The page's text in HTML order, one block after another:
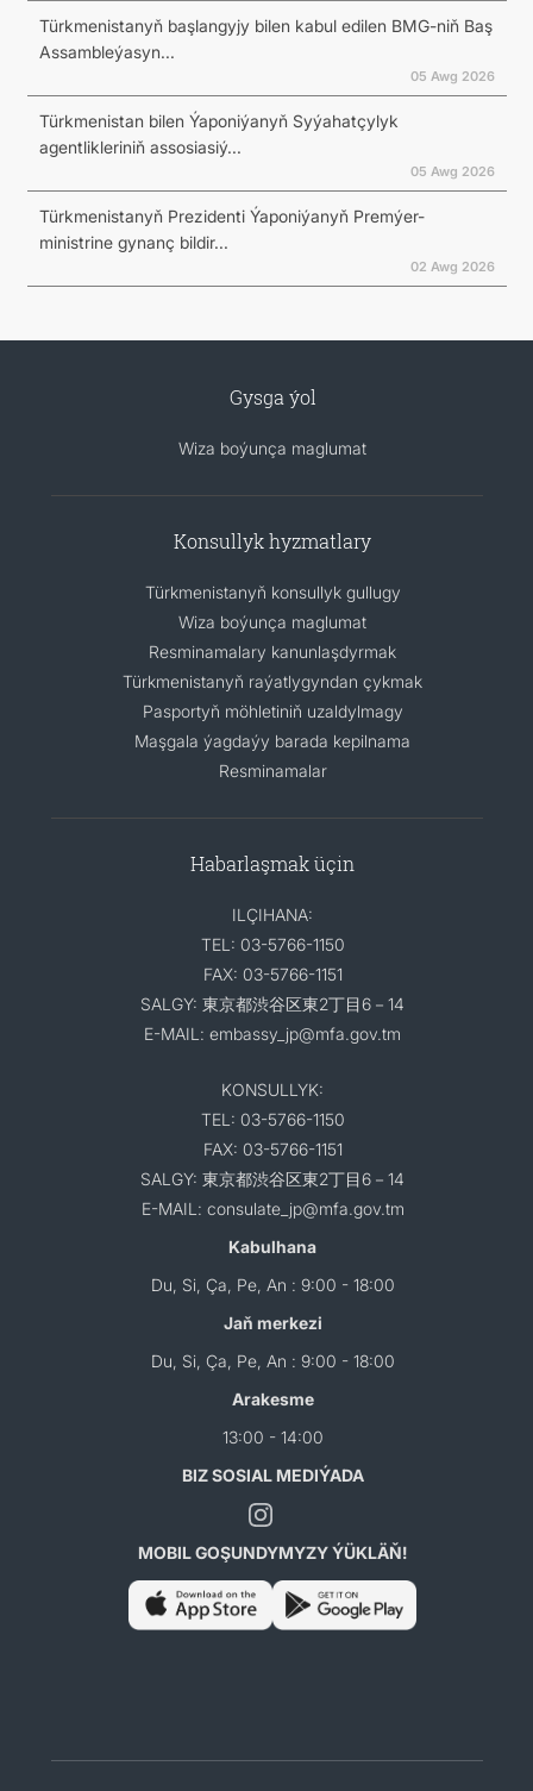
Türkmenistanyň başlangyjy bilen kabul edilen BMG-niň Baş
Assambleýasyn...
05 Awg 2026
Türkmenistan bilen Ýaponiýanyň Syýahatçylyk
agentlikleriniň assosiasiý...
05 Awg 2026
Türkmenistanyň Prezidenti Ýaponiýanyň Premýer-
ministrine gynanç bildir...
02 Awg 2026
Gysga ýol
Wiza boýunça maglumat
Konsullyk hyzmatlary
Türkmenistanyň konsullyk gullugy
Wiza boýunça maglumat
Resminamalary kanunlaşdyrmak
Türkmenistanyň raýatlygyndan çykmak
Pasportyň möhletiniň uzaldylmagy
Maşgala ýagdaýy barada kepilnama
Resminamalar
Habarlaşmak üçin
ILÇIHANA:
TEL: 03-5766-1150
FAX: 03-5766-1151
SALGY: 東京都渋谷区東2丁目6－14
E-MAIL: embassy_jp@mfa.gov.tm
KONSULLYK:
TEL: 03-5766-1150
FAX: 03-5766-1151
SALGY: 東京都渋谷区東2丁目6－14
E-MAIL: consulate_jp@mfa.gov.tm
Kabulhana
Du, Si, Ça, Pe, An : 9:00 - 18:00
Jaň merkezi
Du, Si, Ça, Pe, An : 9:00 - 18:00
Arakesme
13:00 - 14:00
BIZ SOSIAL MEDIÝADA
MOBIL GOŞUNDYMYZY ÝÜKLÄŇ!